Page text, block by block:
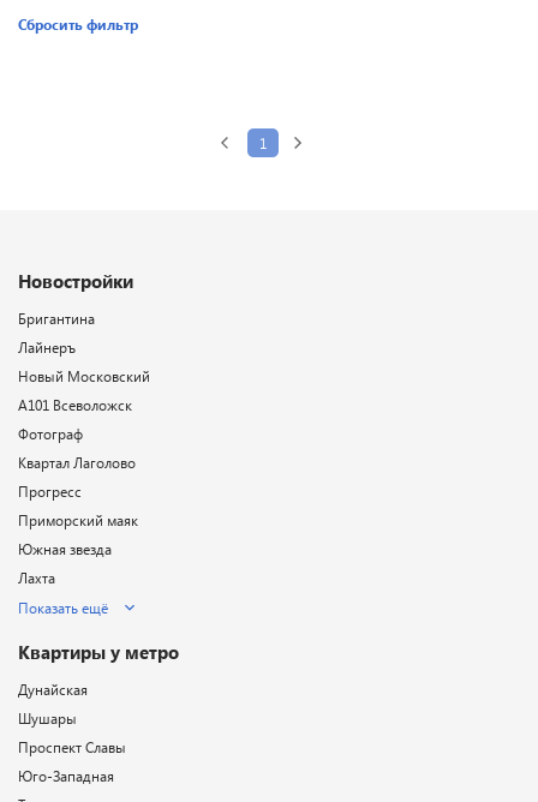
Сбросить фильтр
1
Новостройки
Бригантина
Лайнеръ
Новый Московский
А101 Всеволожск
Фотограф
Квартал Лаголово
Прогресс
Приморский маяк
Южная звезда
Лахта
Показать ещё
Квартиры у метро
Дунайская
Шушары
Проспект Славы
Юго-Западная